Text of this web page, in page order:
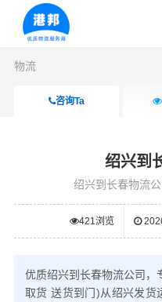
物流
咨询Ta
绍兴到
绍兴到长春物流
421浏览
优质绍兴到长春物流公司，
取货 送货到门)从绍兴发货